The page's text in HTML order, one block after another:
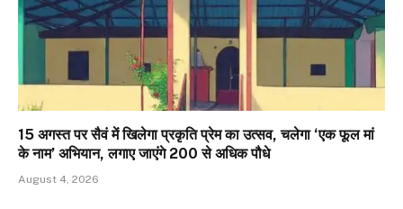
15 अगस्त पर सैवं में खिलेगा प्रकृति प्रेम का उत्सव, चलेगा ‘एक फूल मां
के नाम’ अभियान, लगाए जाएंगे 200 से अधिक पौधे
August 4, 2026